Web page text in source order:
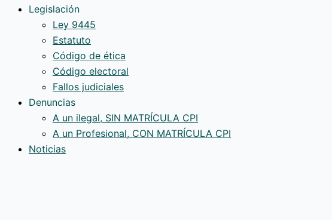
Legislación
Ley 9445
Estatuto
Código de ética
Código electoral
Fallos judiciales
Denuncias
A un ilegal, SIN MATRÍCULA CPI
A un Profesional, CON MATRÍCULA CPI
Noticias